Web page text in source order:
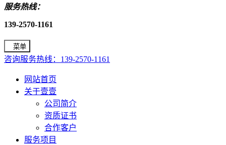
服务热线：
139-2570-1161
菜单
咨询服务热线：139-2570-1161
网站首页
关于壹壹
公司简介
资质证书
合作客户
服务项目